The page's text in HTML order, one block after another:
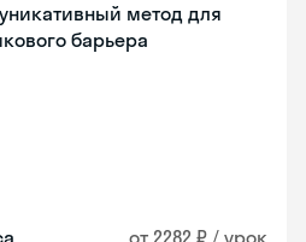
метод для
барьера
от 2282 ₽ / урок